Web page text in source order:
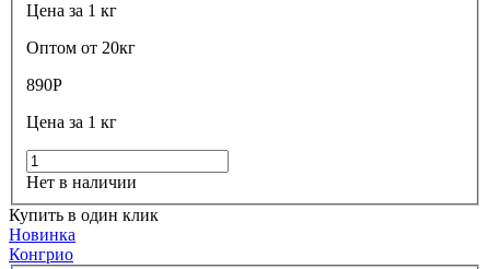
Цена за 1 кг
Оптом от 20кг
890Р
Цена за 1 кг
Нет в наличии
Купить в один клик
Новинка
Конгрио